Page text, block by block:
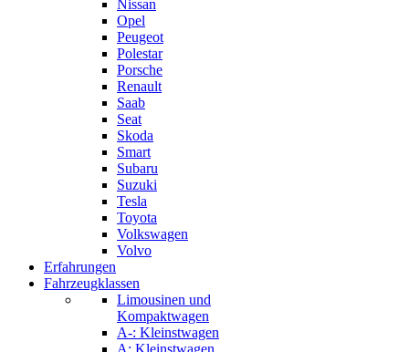
Nissan
Opel
Peugeot
Polestar
Porsche
Renault
Saab
Seat
Skoda
Smart
Subaru
Suzuki
Tesla
Toyota
Volkswagen
Volvo
Erfahrungen
Fahrzeugklassen
Limousinen und
Kompaktwagen
A-: Kleinstwagen
A: Kleinstwagen